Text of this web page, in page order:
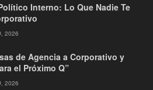
Interno: Lo Que Nadie Te
2026
de Agencia a Corporativo y
el Próximo Q”
2026